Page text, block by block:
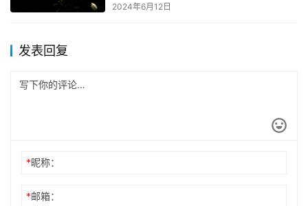
2024年6月12日
发表回复
*昵称：
*邮箱：